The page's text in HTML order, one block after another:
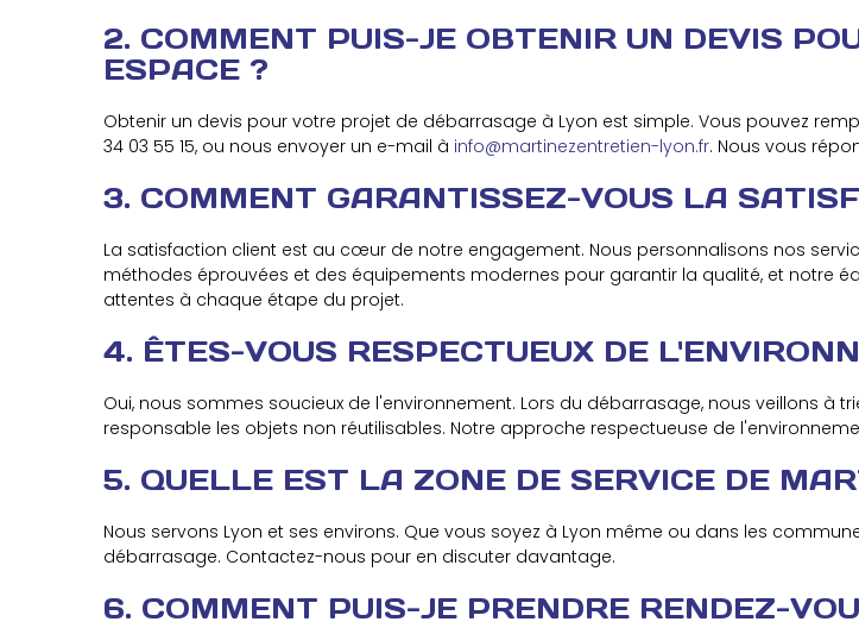
2. COMMENT PUIS-JE OBTENIR UN DEVIS
ESPACE ?
Obtenir un devis pour votre projet de débarrasage à Lyon est simple. Vous pouvez
34 03 55 15, ou nous envoyer un e-mail à info@martinezentretien-lyon.fr. Nous vous
3. COMMENT GARANTISSEZ-VOUS LA
La satisfaction client est au cœur de notre engagement. Nous personnalisons nos
méthodes éprouvées et des équipements modernes pour garantir la qualité, et notre
attentes à chaque étape du projet.
4. ÊTES-VOUS RESPECTUEUX DE
Oui, nous sommes soucieux de l'environnement. Lors du débarrasage, nous veillons à
responsable les objets non réutilisables. Notre approche respectueuse de
5. QUELLE EST LA ZONE DE SERVICE DE
Nous servons Lyon et ses environs. Que vous soyez à Lyon même ou dans les
débarrasage. Contactez-nous pour en discuter davantage.
6. COMMENT PUIS-JE PRENDRE RENDEZ-